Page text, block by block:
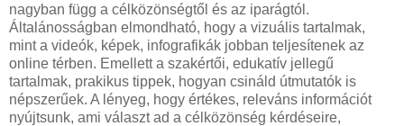
nagyban függ a célközönségtől és az iparágtól.
Általánosságban elmondható, hogy a vizuális tartalmak,
mint a videók, képek, infografikák jobban teljesítenek az
online térben. Emellett a szakértői, edukatív jellegű
tartalmak, prakikus tippek, hogyan csináld útmutatók is
népszerűek. A lényeg, hogy értékes, releváns információt
nyújtsunk, ami választ ad a célközönség kérdéseire,